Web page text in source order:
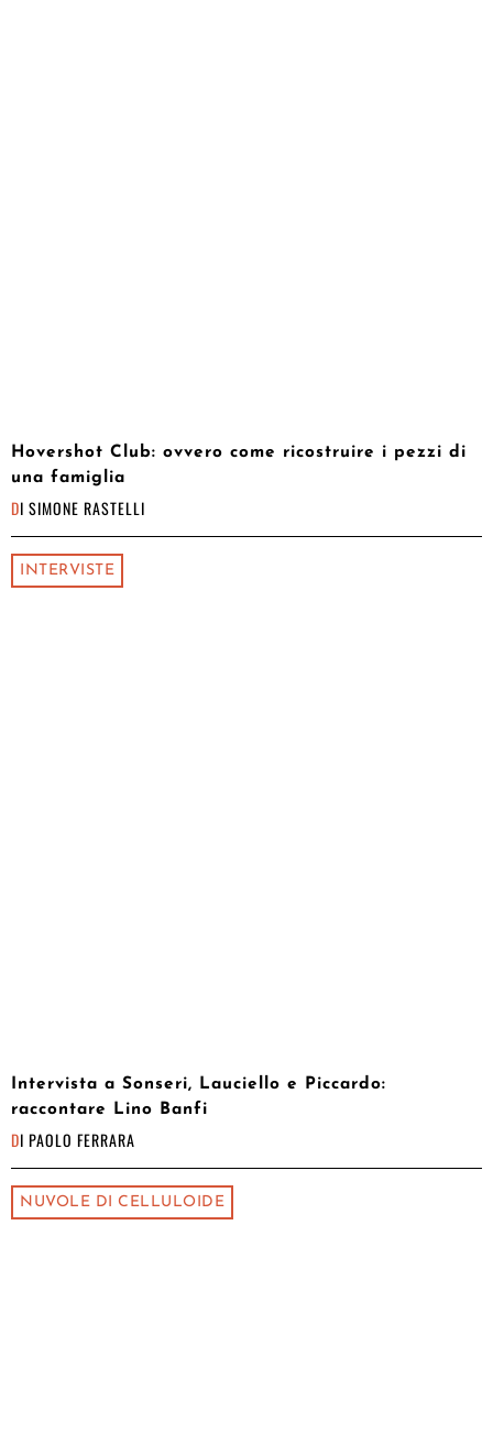
Hovershot Club: ovvero come ricostruire i pezzi di
una famiglia
DI SIMONE RASTELLI
INTERVISTE
Intervista a Sonseri, Lauciello e Piccardo:
raccontare Lino Banfi
DI PAOLO FERRARA
NUVOLE DI CELLULOIDE